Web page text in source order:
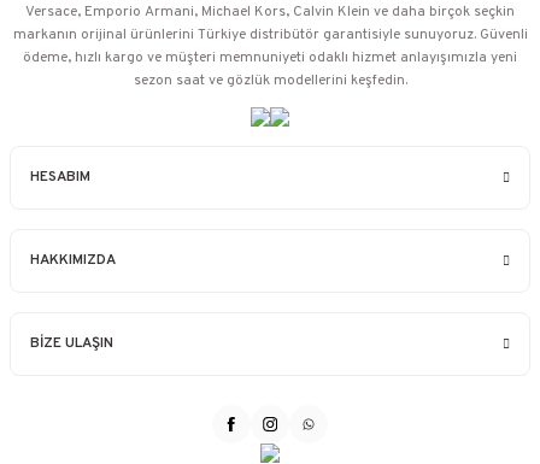
HESABIM
HAKKIMIZDA
BİZE ULAŞIN
Versace, Emporio Armani, Michael Kors, Calvin Klein ve daha birçok seçkin
markanın orijinal ürünlerini Türkiye distribütör garantisiyle sunuyoruz. Güvenli
ödeme, hızlı kargo ve müşteri memnuniyeti odaklı hizmet anlayışımızla yeni
sezon saat ve gözlük modellerini keşfedin.